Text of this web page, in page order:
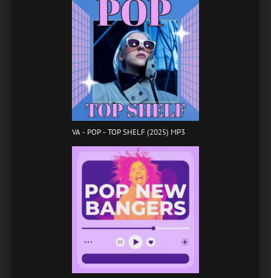
VA - POP - TOP SHELF (2025) MP3